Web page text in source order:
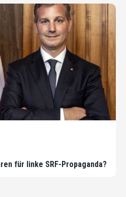
für linke SRF-Propaganda?